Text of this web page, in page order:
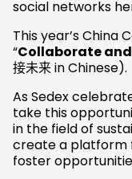
social networks
This year’s China
“Collaborate
接未来 in Chinese).
As Sedex
take this
in the field of
create a platform
foster